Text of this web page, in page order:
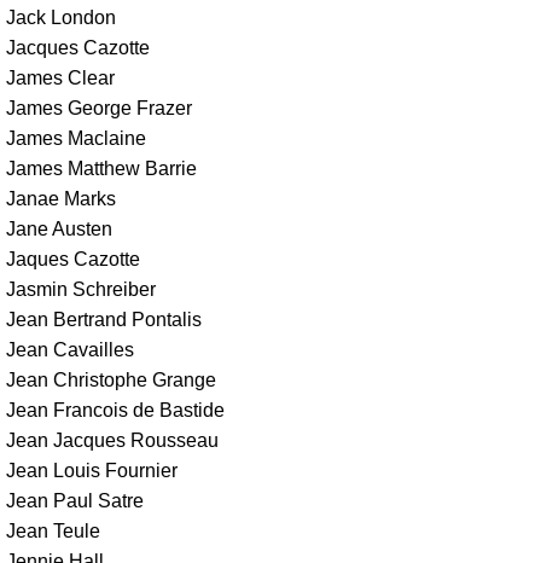
Jack London
Jacques Cazotte
James Clear
James George Frazer
James Maclaine
James Matthew Barrie
Janae Marks
Jane Austen
Jaques Cazotte
Jasmin Schreiber
Jean Bertrand Pontalis
Jean Cavailles
Jean Christophe Grange
Jean Francois de Bastide
Jean Jacques Rousseau
Jean Louis Fournier
Jean Paul Satre
Jean Teule